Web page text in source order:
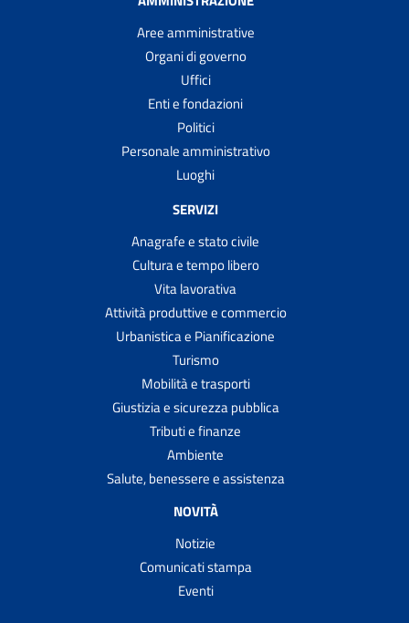
Aree amministrative
Organi di governo
Uffici
Enti e fondazioni
Politici
Personale amministrativo
Luoghi
SERVIZI
Anagrafe e stato civile
Cultura e tempo libero
Vita lavorativa
Attività produttive e commercio
Urbanistica e Pianificazione
Turismo
Mobilità e trasporti
Giustizia e sicurezza pubblica
Tributi e finanze
Ambiente
Salute, benessere e assistenza
NOVITÀ
Notizie
Comunicati stampa
Eventi